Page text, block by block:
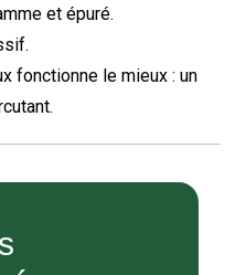
et épuré.
fonctionne le mieux : un